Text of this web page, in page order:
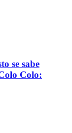
se sabe
Colo: